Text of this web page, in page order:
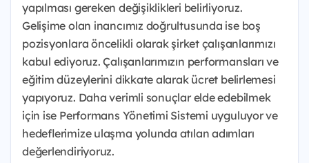
yapılması gereken değişiklikleri belirliyoruz.
Gelişime olan inancımız doğrultusunda ise boş
pozisyonlara öncelikli olarak şirket çalışanlarımızı
kabul ediyoruz. Çalışanlarımızın performansları ve
eğitim düzeylerini dikkate alarak ücret belirlemesi
yapıyoruz. Daha verimli sonuçlar elde edebilmek
için ise Performans Yönetimi Sistemi uyguluyor ve
hedeflerimize ulaşma yolunda atılan adımları
değerlendiriyoruz.